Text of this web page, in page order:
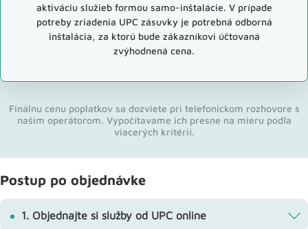
aktiváciu služieb formou samo-inštalácie. V prípade
potreby zriadenia UPC zásuvky je potrebná odborná
inštalácia, za ktorú bude zákazníkovi účtovaná
zvýhodnená cena.
Finálnu cenu poplatkov sa dozviete pri telefonickom rozhovore s
našim operátorom. Vypočítavame ich presne na mieru podľa
viacerých kritérií.
Postup po objednávke
1. Objednajte si služby od UPC online